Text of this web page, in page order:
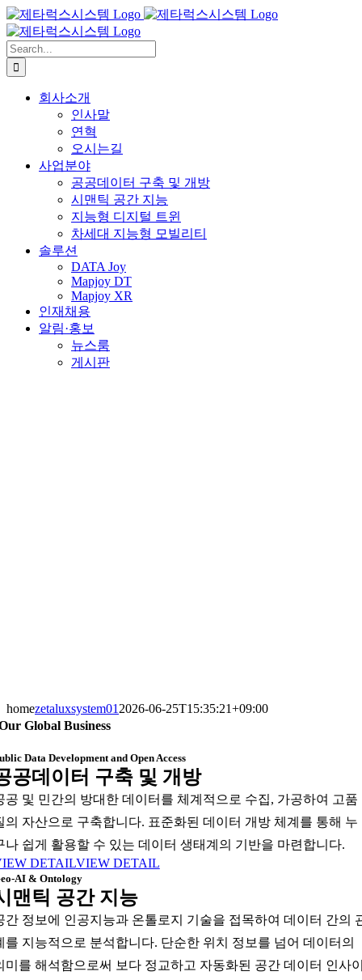
Skip
to
content
Search
for:
회사소개
인사말
연혁
오시는길
사업분야
공공데이터 구축 및 개방
시맨틱 공간 지능
지능형 디지털 트윈
차세대 지능형 모빌리티
솔루션
DATA Joy
Mapjoy DT
Mapjoy XR
인재채용
알림·홍보
뉴스룸
게시판
homezetaluxsystem01 2026-06-25T15:35:21+09:00
Global Business
Data Development and Open Access
공데이터 구축 및 개방
공 및 민간의 방대한 데이터를 체계적으로 수집, 가공하여 고품
의 자산으로 구축합니다. 표준화된 데이터 개방 체계를 통해 누
나 쉽게 활용할 수 있는 데이터 생태계의 기반을 마련합니다.
DETAILVIEW DETAIL
AI & Ontology
맨틱 공간 지능
간 정보에 인공지능과 온톨로지 기술을 접목하여 데이터 간의
를 지능적으로 분석합니다. 단순한 위치 정보를 넘어 데이터의
미를 해석함으로써 보다 정교하고 자동화된 공간 데이터 인사